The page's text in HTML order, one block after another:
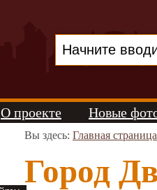
О проекте Новые
Вы здесь: Главная страница
Город